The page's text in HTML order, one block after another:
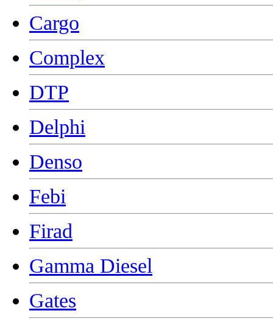
Cargo
Complex
DTP
Delphi
Denso
Febi
Firad
Gamma Diesel
Gates